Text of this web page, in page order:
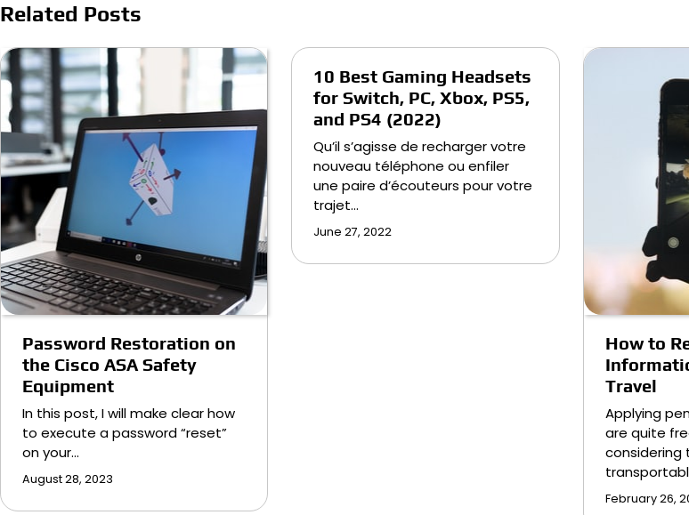
Related Posts
Password Restoration on
the Cisco ASA Safety
Equipment
In this post, I will make clear how
to execute a password “reset”
on your…
August 28, 2023
10 Best Gaming Headsets
for Switch, PC, Xbox, PS5,
and PS4 (2022)
Qu’il s’agisse de recharger votre
nouveau téléphone ou enfiler
une paire d’écouteurs pour votre
trajet…
June 27, 2022
How to
Travel
Applying
are quite
February 26,